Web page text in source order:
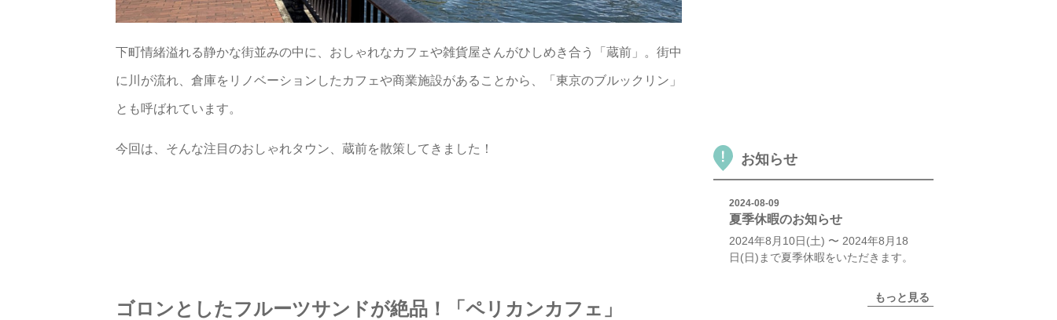
下町情緒溢れる静かな街並みの中に、おしゃれなカフェや雑貨屋さんがひしめき合う「蔵前」。街中
に川が流れ、倉庫をリノベーションしたカフェや商業施設があることから、「東京のブルックリン」
とも呼ばれています。
今回は、そんな注目のおしゃれタウン、蔵前を散策してきました！
ゴロンとしたフルーツサンドが絶品！「ペリカンカフェ」
お知らせ
2024-08-09
夏季休暇のお知らせ
2024年8月10日(土) 〜 2024年8月18
日(日)まで夏季休暇をいただきます。
もっと見る